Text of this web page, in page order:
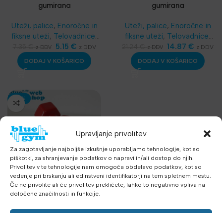
Upravljanje privolitev
Za zagotavljanje najboljše izkušnje uporabljamo tehnologije, kot so
piškotki, za shranjevanje podatkov o napravi in/ali dostop do njih.
Privolitev v te tehnologije nam omogoča obdelavo podatkov, kot so
vedenje pri brskanju ali edinstveni identifikatorji na tem spletnem mestu.
Če ne privolite ali če privolitev prekličete, lahko to negativno vpliva na
določene značilnosti in funkcije.
gumirana
Uteži, palice, Enoročne in
fiksne uteži, Telovadnice
Aerobika in Joga
z DDV 5.15 € z DDV
DODAJ V KOŠARICO
gumirana
Uteži, palice, Enoročne in
fiksne uteži, Telovadnice
Aerobika in Joga
z DDV 14.87 € z DDV
DODAJ V KOŠARICO
-30%
Enoročna utež 3 kg –
gumirana
Uteži, palice,Enoročne in